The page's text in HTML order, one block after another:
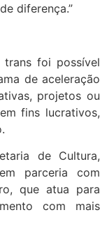
diferença.”
trans foi possível
de aceleração
projetos ou
fins lucrativos,
de Cultura,
parceria com
que atua para
com mais